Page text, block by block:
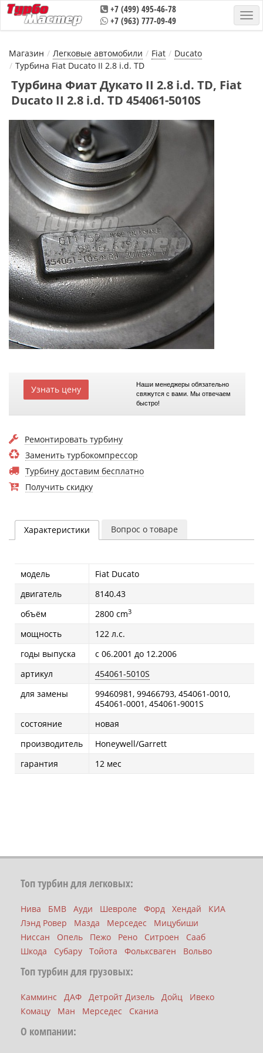
+7 (499) 495-46-78
+7 (963) 777-09-49
Магазин Легковые автомобили Fiat
Ducatо
Турбина Fiat Ducatо II 2.8 i.d. TD
Турбина Фиат Дукато II 2.8 i.d. TD, Fiat
Ducatо II 2.8 i.d. TD 454061-5010S
Узнать цену
Наши менеджеры обязательно
свяжутся с вами. Мы отвечаем
быстро!
Ремонтировать турбину
Заменить турбокомпрессор
Турбину доставим бесплатно
Получить скидку
Характеристики Вопрос о товаре
модель
Fiat Ducatо
двигатель
8140.43
объём
2800 cm3
мощность
122 л.с.
годы выпуска
с 06.2001 до 12.2006
артикул
454061-5010S
для замены
99460981, 99466793, 454061-0010,
454061-0001, 454061-9001S
состояние
новая
производитель
Honeywell/Garrett
гарантия
12 мес
Топ турбин для легковых:
Нива БМВ Ауди Шевроле Форд Хендай
КИА
Лэнд Ровер
Мазда Мерседес
Мицубиши
Ниссан
Опель Пежо Рено Ситроен
Сааб
Шкода
Субару Тойота Фольксваген Вольво
Топ турбин для грузовых:
Камминс ДАФ Детройт Дизель Дойц
Ивеко
Комацу
Ман Мерседес Сканиа
О компании: